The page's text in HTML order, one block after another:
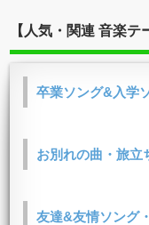
【人気・関連 音楽テ
卒業ソング&入学
お別れの曲・旅立
友達&友情ソング